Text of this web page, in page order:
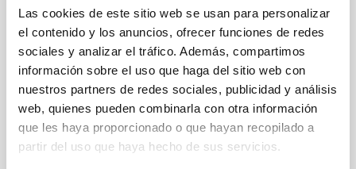
Las cookies de este sitio web se usan para personalizar
el contenido y los anuncios, ofrecer funciones de redes
sociales y analizar el tráfico. Además, compartimos
información sobre el uso que haga del sitio web con
nuestros partners de redes sociales, publicidad y análisis
web, quienes pueden combinarla con otra información
que les haya proporcionado o que hayan recopilado a
partir del uso que haya hecho de sus servicios.
terrestre mediante instrumentación aeroespacial de
vanguardia e investigación científica. Liderado por el
consorcio S3PC, que agrupa a cinco instituciones
españolas (IAA, INTA, UV, IDR-UPM e
Christoph Alexander Kuckein
En ejecución